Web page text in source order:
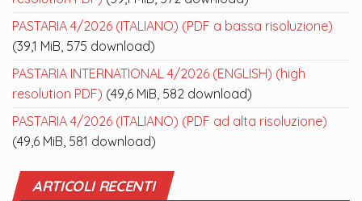
PASTARIA 4/2026 (ITALIANO) (PDF a bassa risoluzione)
(39,1 MiB, 575 download)
PASTARIA INTERNATIONAL 4/2026 (ENGLISH) (high
resolution PDF) (49,6 MiB, 582 download)
PASTARIA 4/2026 (ITALIANO) (PDF ad alta risoluzione)
(49,6 MiB, 581 download)
ARTICOLI RECENTI